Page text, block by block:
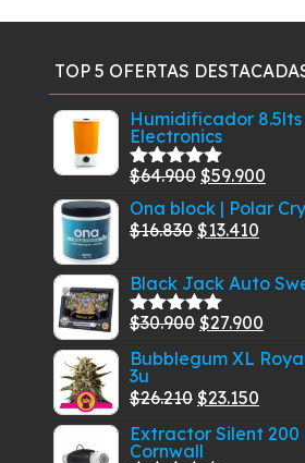
TOP 5 OFERTAS
Humidificador 8.5lts
Electronics
Valorado
5
$64.900 El
precio
original
$64.900.
$59.900
Ona block | Polar
$16.830 El
original
era:
$16.830.
$13.410
Black Jack Auto
Valorado
5
$30.900 El
precio
era:
$30.900.
$27.900
Bubblegum XL
3u
$26.210 El
precio
original
$23.150
Extractor Silent
Cornwall